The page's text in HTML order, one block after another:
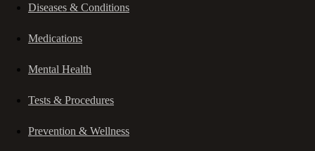
Diseases & Conditions
Medications
Mental Health
Tests & Procedures
Prevention & Wellness